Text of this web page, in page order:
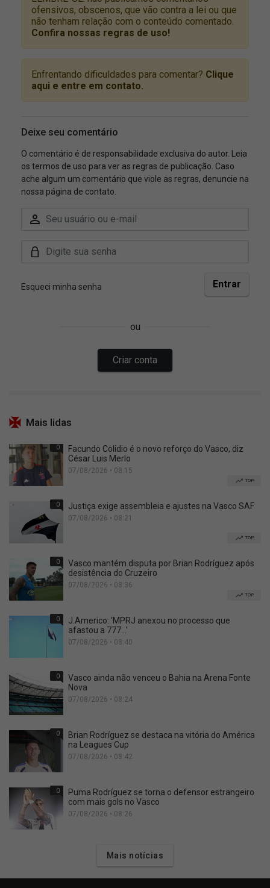
Mais lidas
0
Facundo Colidio é o novo reforço do Vasco, diz
César Luis Merlo
07/08/2026 • 08:15
TOP
0 Justiça exige assembleia e ajustes na Vasco SAF
07/08/2026 • 08:21
TOP
0
Vasco mantém disputa por Brian Rodríguez após
desistência do Cruzeiro
07/08/2026 • 08:36
TOP
0
J.Americo: 'MPRJ anexou no processo que
afastou a 777...'
07/08/2026 • 08:40
0
Vasco ainda não venceu o Bahia na Arena Fonte
Nova
07/08/2026 • 08:24
0
Brian Rodríguez se destaca na vitória do América
na Leagues Cup
07/08/2026 • 08:42
0
Puma Rodríguez se torna o defensor estrangeiro
com mais gols no Vasco
07/08/2026 • 08:26
Mais notícias